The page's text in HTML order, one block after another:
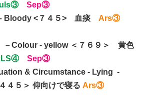
Sep③
Bloody <７４５> 血痰 Ars③
Colour - yellow ＜７６９＞ 黄色
Sep③
& Circumstance - Lying -
４５＞ 仰向けで寝る Ars③